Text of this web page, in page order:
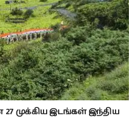
முக்கிய இடங்கள் இந்திய